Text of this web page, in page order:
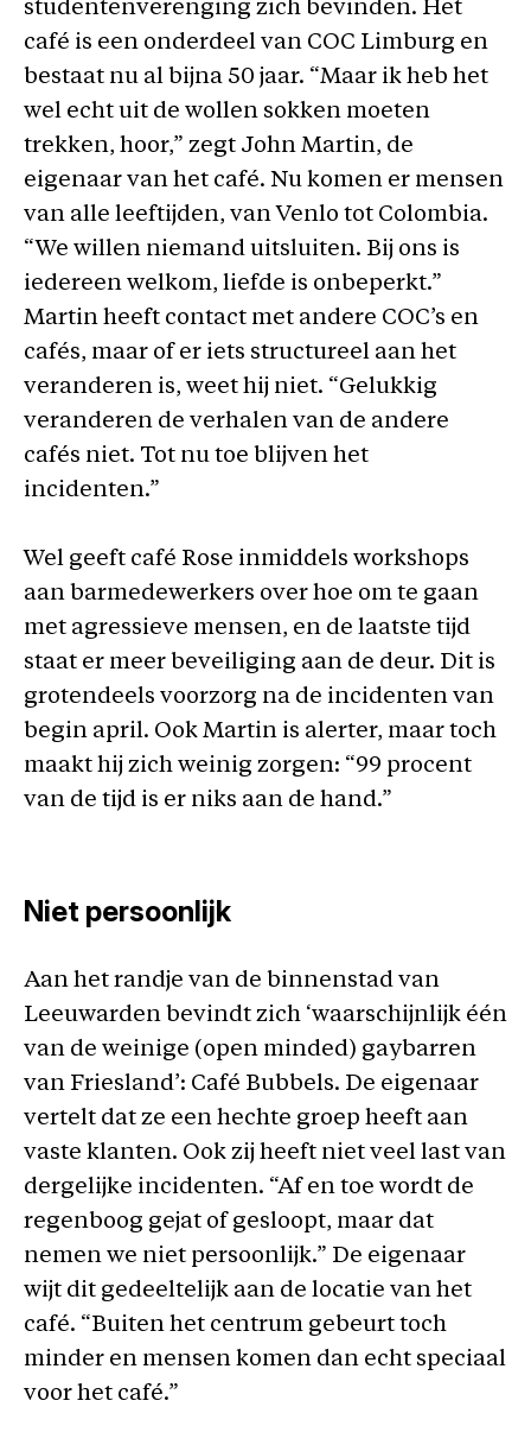
studentenverenging zich bevinden. Het
café is een onderdeel van COC Limburg en
bestaat nu al bijna 50 jaar. “Maar ik heb het
wel echt uit de wollen sokken moeten
trekken, hoor,” zegt John Martin, de
eigenaar van het café. Nu komen er mensen
van alle leeftijden, van Venlo tot Colombia.
“We willen niemand uitsluiten. Bij ons is
iedereen welkom, liefde is onbeperkt.”
Martin heeft contact met andere COC’s en
cafés, maar of er iets structureel aan het
veranderen is, weet hij niet. “Gelukkig
veranderen de verhalen van de andere
cafés niet. Tot nu toe blijven het
incidenten.”
Wel geeft café Rose inmiddels workshops
aan barmedewerkers over hoe om te gaan
met agressieve mensen, en de laatste tijd
staat er meer beveiliging aan de deur. Dit is
grotendeels voorzorg na de incidenten van
begin april. Ook Martin is alerter, maar toch
maakt hij zich weinig zorgen: “99 procent
van de tijd is er niks aan de hand.”
Niet persoonlijk
Aan het randje van de binnenstad van
Leeuwarden bevindt zich ‘waarschijnlijk één
van de weinige (open minded) gaybarren
van Friesland’: Café Bubbels. De eigenaar
vertelt dat ze een hechte groep heeft aan
vaste klanten. Ook zij heeft niet veel last van
dergelijke incidenten. “Af en toe wordt de
regenboog gejat of gesloopt, maar dat
nemen we niet persoonlijk.” De eigenaar
wijt dit gedeeltelijk aan de locatie van het
café. “Buiten het centrum gebeurt toch
minder en mensen komen dan echt speciaal
voor het café.”